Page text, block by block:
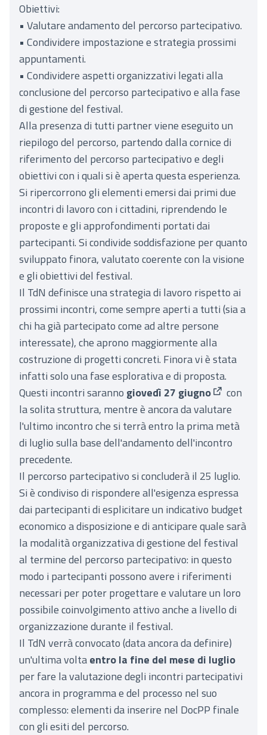
Obiettivi:
• Valutare andamento del percorso partecipativo.
• Condividere impostazione e strategia prossimi
appuntamenti.
• Condividere aspetti organizzativi legati alla
conclusione del percorso partecipativo e alla fase
di gestione del festival.
Alla presenza di tutti partner viene eseguito un
riepilogo del percorso, partendo dalla cornice di
riferimento del percorso partecipativo e degli
obiettivi con i quali si è aperta questa esperienza.
Si ripercorrono gli elementi emersi dai primi due
incontri di lavoro con i cittadini, riprendendo le
proposte e gli approfondimenti portati dai
partecipanti. Si condivide soddisfazione per quanto
sviluppato finora, valutato coerente con la visione
e gli obiettivi del festival.
Il TdN definisce una strategia di lavoro rispetto ai
prossimi incontri, come sempre aperti a tutti (sia a
chi ha già partecipato come ad altre persone
interessate), che aprono maggiormente alla
costruzione di progetti concreti. Finora vi è stata
infatti solo una fase esplorativa e di proposta.
Questi incontri saranno giovedì 27 giugno
(Apre in
con
la solita struttura, mentre è ancora da valutare
l'ultimo incontro che si terrà entro la prima metà
di luglio sulla base dell'andamento dell'incontro
precedente.
Il percorso partecipativo si concluderà il 25 luglio.
Si è condiviso di rispondere all'esigenza espressa
dai partecipanti di esplicitare un indicativo budget
economico a disposizione e di anticipare quale sarà
la modalità organizzativa di gestione del festival
al termine del percorso partecipativo: in questo
modo i partecipanti possono avere i riferimenti
necessari per poter progettare e valutare un loro
possibile coinvolgimento attivo anche a livello di
organizzazione durante il festival.
Il TdN verrà convocato (data ancora da definire)
un'ultima voltaentro la fine del mese di luglio
per fare la valutazione degli incontri partecipativi
ancora in programma e del processo nel suo
complesso: elementi da inserire nel DocPP finale
con gli esiti del percorso.